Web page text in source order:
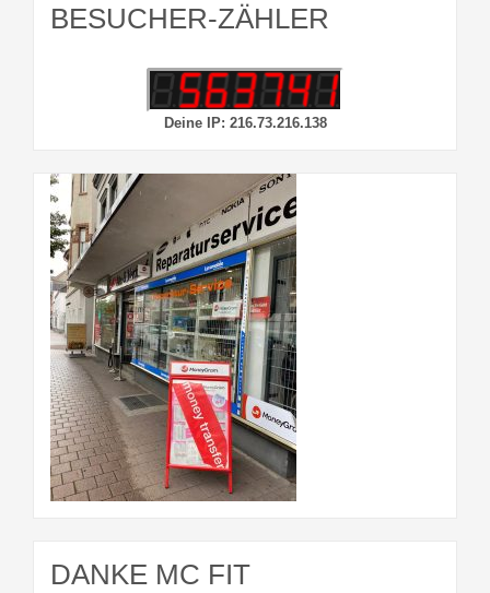
BESUCHER-ZÄHLER
Deine IP: 216.73.216.138
DANKE MC FIT